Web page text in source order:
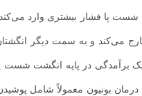
والگوس
چه زمانی باید به
مراجعه کنیم؟
فشار بیشتری وارد می‌کند و آن
و به سمت دیگر انگشتان پا
در پایه انگشت شست پا
بونیون معمولاً شامل پوشیدن